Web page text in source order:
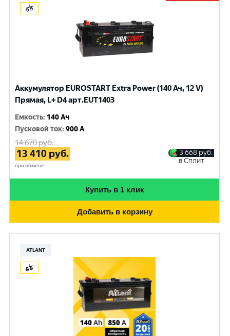
Аккумулятор EUROSTART Extra Power (140 Ач, 12 V)
Прямая, L+ D4 арт.EUT1403
Емкость: 140 Ач
Пусковой ток:900 A
14 670руб.
13 410 руб.
при обмене
3 668 руб.
в Сплит
Купить в 1 клик
Добавить в корзину
ATLANT